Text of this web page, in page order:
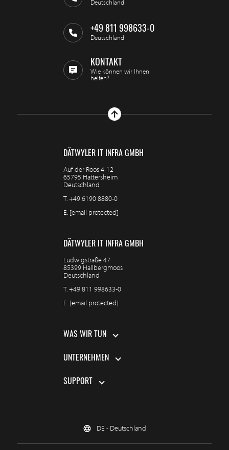
Deutschland
+49 811 998633-0
Deutschland
KONTAKT
Wie können wir Ihnen
helfen?
DÄTWYLER IT INFRA GMBH
Auf der Roos 4-12
65795 Hattersheim
Deutschland
T.+49 6190 8880-0
E. [email protected]
DÄTWYLER IT INFRA GMBH
Ludwigstraße 47
85399 Hallbergmoos
Deutschland
T.+49 811 998633-0
E. [email protected]
WAS WIR TUN
UNTERNEHMEN
SUPPORT
DE - Deutschland